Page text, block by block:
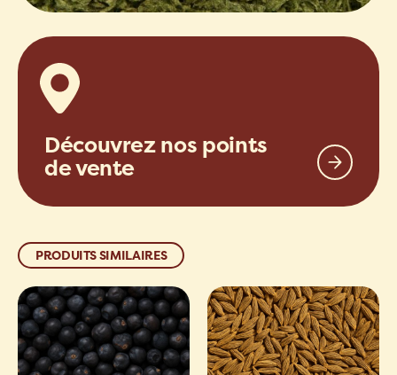
Découvrez nos points
de vente
PRODUITS SIMILAIRES